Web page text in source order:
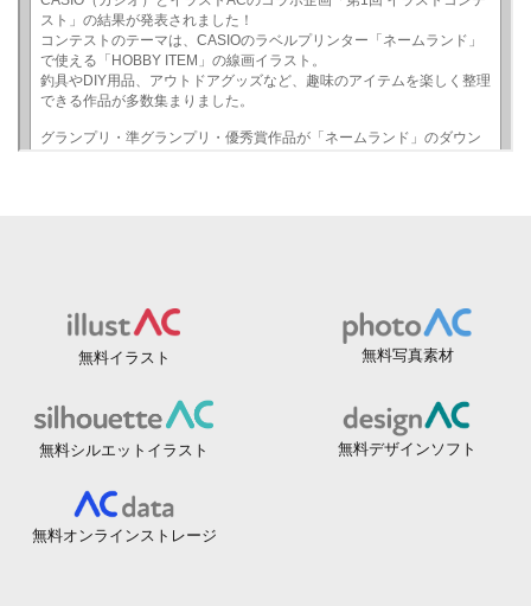
無料イラスト 無料写真素材
無料シルエットイラスト 無料デザインソフト
無料オンラインストレージ